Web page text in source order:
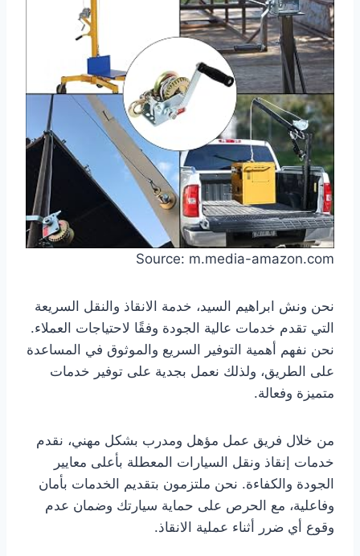
Source: m.media-amazon.com
نحن ونش ابراهيم السيد، خدمة الانقاذ والنقل السريعة
التي تقدم خدمات عالية الجودة وفقًا لاحتياجات العملاء.
نحن نفهم أهمية التوفير السريع والموثوق في المساعدة
على الطريق، ولذلك نعمل بجدية على توفير خدمات
متميزة وفعالة.
من خلال فريق عمل مؤهل ومدرب بشكل مهني، نقدم
خدمات إنقاذ ونقل السيارات المعطلة بأعلى معايير
الجودة والكفاءة. نحن ملتزمون بتقديم الخدمات بأمان
وفاعلية، مع الحرص على حماية سيارتك وضمان عدم
وقوع أي ضرر أثناء عملية الانقاذ.